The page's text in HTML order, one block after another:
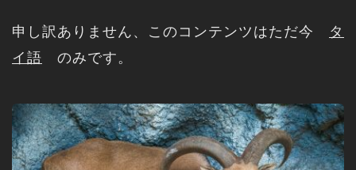
求人募集のお知らせ
申し訳ありません、このコンテンツはただ今 タ
イ語 のみです。